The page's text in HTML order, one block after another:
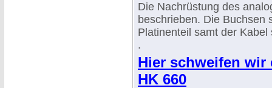
Die Nachrüstung des
beschrieben. Die Buchsen
Platinenteil samt der Kabel
.
Hier schweifen wir
HK 660